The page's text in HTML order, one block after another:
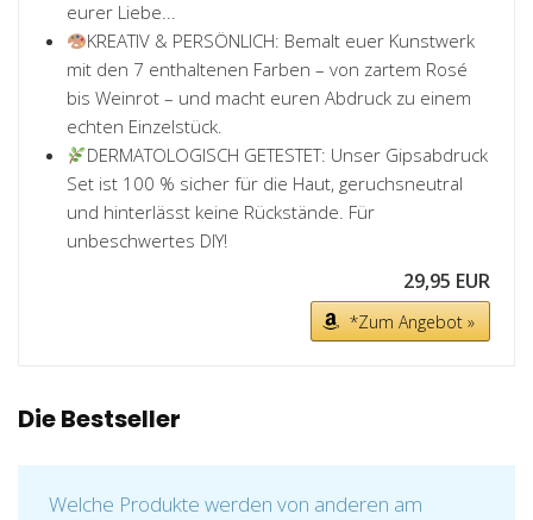
eurer Liebe...
KREATIV & PERSÖNLICH: Bemalt euer Kunstwerk
mit den 7 enthaltenen Farben – von zartem Rosé
bis Weinrot – und macht euren Abdruck zu einem
echten Einzelstück.
DERMATOLOGISCH GETESTET: Unser Gipsabdruck
Set ist 100 % sicher für die Haut, geruchsneutral
und hinterlässt keine Rückstände. Für
unbeschwertes DIY!
29,95 EUR
*Zum Angebot »
Die Bestseller
Welche Produkte werden von anderen am